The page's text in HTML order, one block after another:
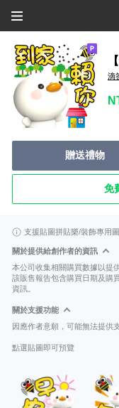
滴
贈送禮物
免
支援貼圖拼貼樂/裝飾專用
關於提供給創作者的資訊
本公司收集相關購買數據以提
該販售報告包含購買日期及購
資訊。
關於支援功能
因應作者意願，可能無法提供支
點選貼圖即可預覽